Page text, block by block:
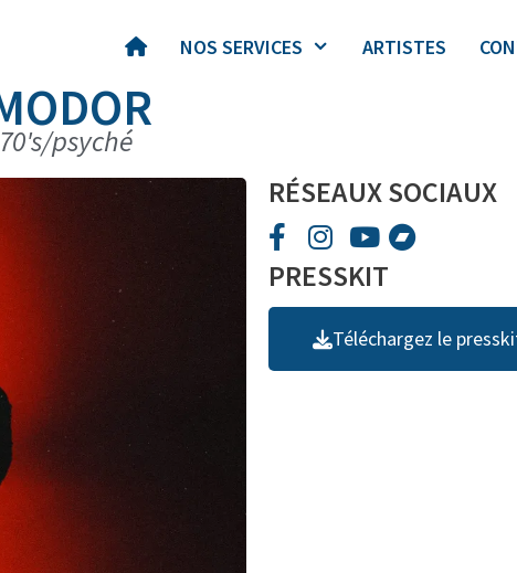
NOS SERVICES ARTISTES
psyché
RÉSEAUX SOCIAUX
PRESSKIT
Téléchargez le